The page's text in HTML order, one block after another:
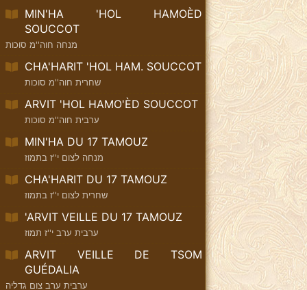
MIN'HA 'HOL HAMOÈD
SOUCCOT
מנחה חוה''מ סוכות
CHA'HARIT 'HOL HAM. SOUCCOT
שחרית חוה''מ סוכות
ARVIT 'HOL HAMO'ÈD SOUCCOT
ערבית חוה''מ סוכות
MIN'HA DU 17 TAMOUZ
מנחה לצום י''ז בתמוז
CHA'HARIT DU 17 TAMOUZ
שחרית לצום י''ז בתמוז
'ARVIT VEILLE DU 17 TAMOUZ
ערבית ערב י''ז תמוז
ARVIT VEILLE DE TSOM
GUÉDALIA
ערבית ערב צום גדליה